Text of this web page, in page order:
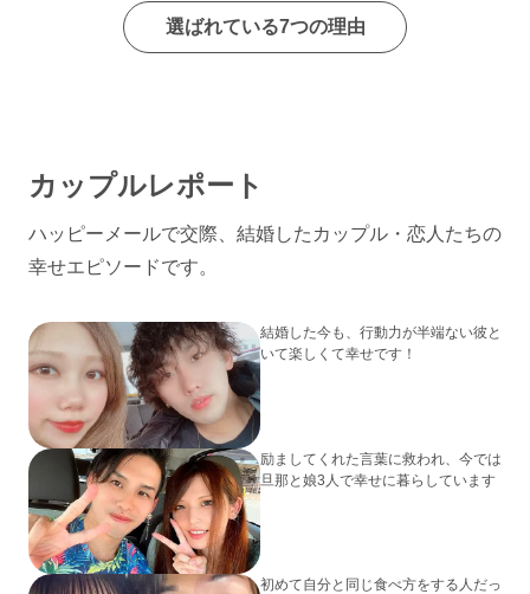
選ばれている7つの理由
カップルレポート
ハッピーメールで交際、結婚したカップル・恋人たちの
幸せエピソードです。
結婚した今も、行動力が半端ない彼と
いて楽しくて幸せです！
励ましてくれた言葉に救われ、今では
旦那と娘3人で幸せに暮らしています
初めて自分と同じ食べ方をする人だっ